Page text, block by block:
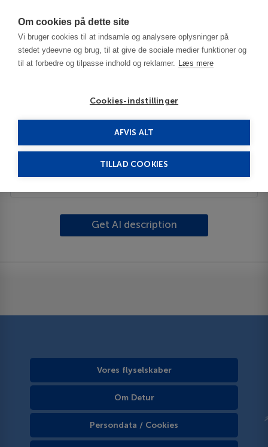
Om cookies på dette site
Vi bruger cookies til at indsamle og analysere oplysninger på
stedet ydeevne og brug, til at give de sociale medier funktioner og
til at forbedre og tilpasse indhold og reklamer. Læs mere
Cookies-indstillinger
AFVIS ALT
TILLAD COOKIES
New Haven - CT
Description
Get AI description
Vores flyselskaber
Om Detur
Persondata / Cookies